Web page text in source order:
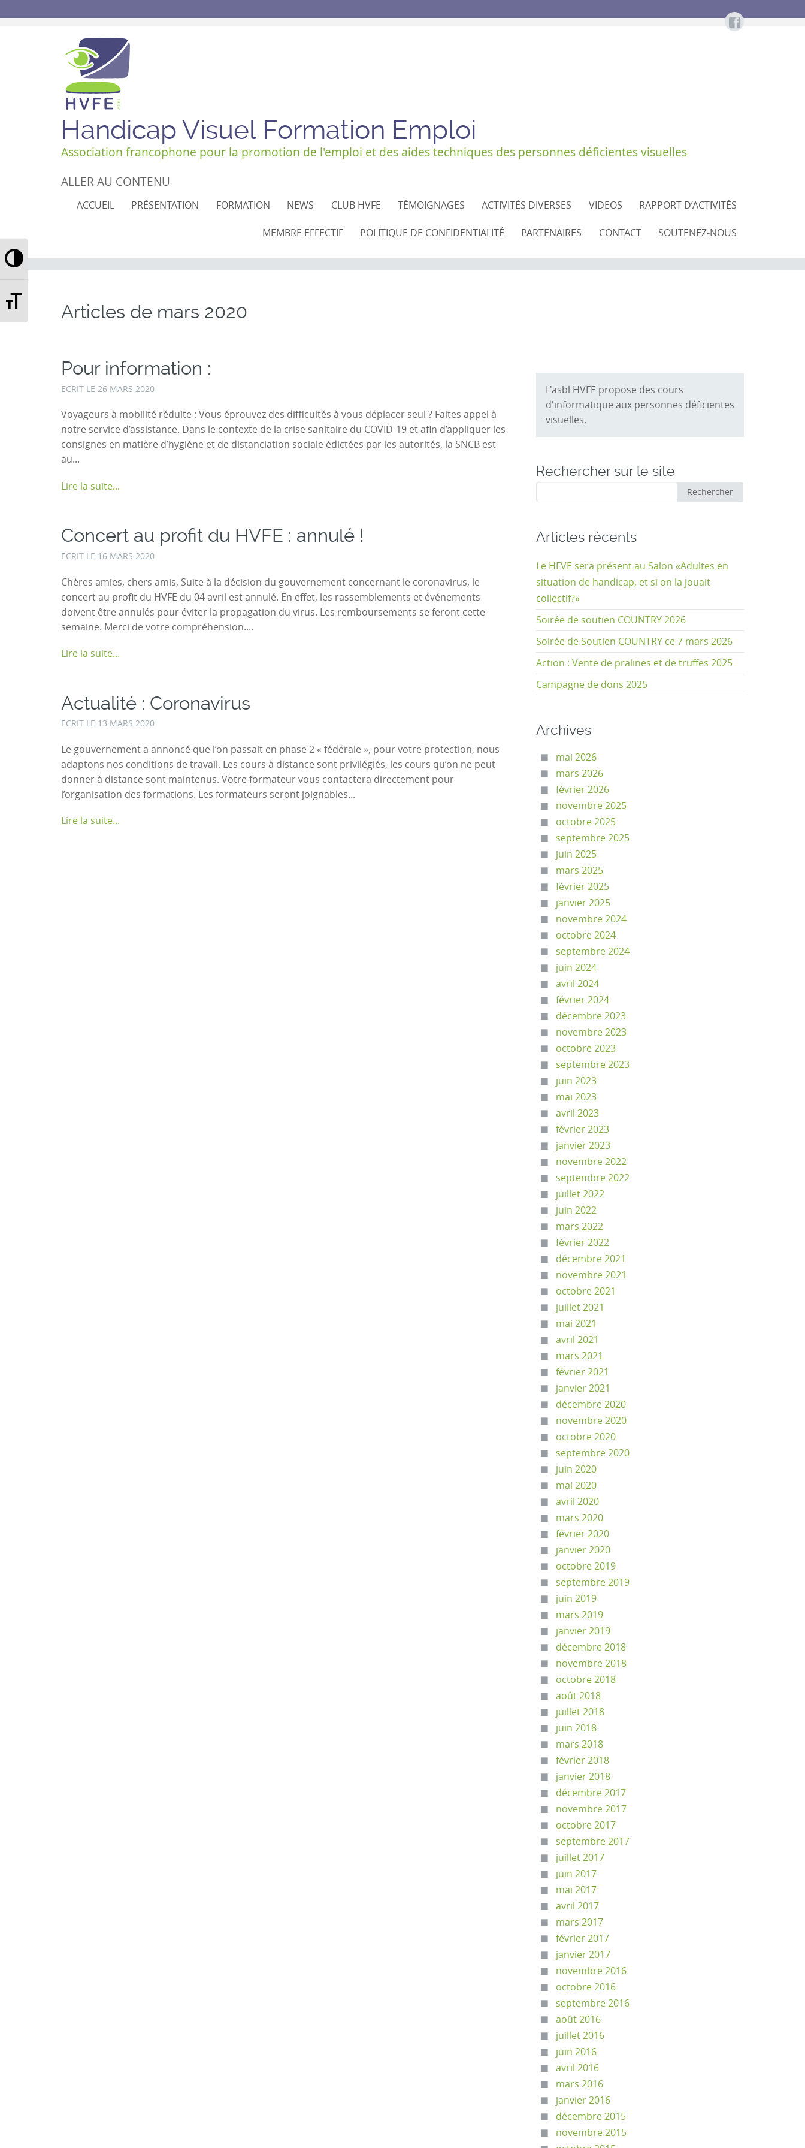
Passer en contraste élevé
Changer la taille de la police
Handicap Visuel Formation Emploi
Association francophone pour la promotion de l'emploi et des aides techniques des personnes déficientes visuelles
ALLER AU CONTENU
ACCUEIL PRÉSENTATION FORMATION NEWS CLUB HVFE TÉMOIGNAGES ACTIVITÉS DIVERSES VIDEOS RAPPORT D’ACTIVITÉS
MEMBRE EFFECTIF POLITIQUE DE CONFIDENTIALITÉ PARTENAIRES CONTACT SOUTENEZ-NOUS
Articles de mars 2020
Pour information :
ECRIT LE 26 MARS 2020
Voyageurs à mobilité réduite : Vous éprouvez des difficultés à vous déplacer seul ? Faites appel à
notre service d’assistance. Dans le contexte de la crise sanitaire du COVID-19 et afin d’appliquer les
consignes en matière d’hygiène et de distanciation sociale édictées par les autorités, la SNCB est
au...
Lire la suite...
Concert au profit du HVFE : annulé !
ECRIT LE 16 MARS 2020
Chères amies, chers amis, Suite à la décision du gouvernement concernant le coronavirus, le
concert au profit du HVFE du 04 avril est annulé. En effet, les rassemblements et événements
doivent être annulés pour éviter la propagation du virus. Les remboursements se feront cette
semaine. Merci de votre compréhension....
Lire la suite...
Actualité : Coronavirus
ECRIT LE 13 MARS 2020
Le gouvernement a annoncé que l’on passait en phase 2 « fédérale », pour votre protection, nous
adaptons nos conditions de travail. Les cours à distance sont privilégiés, les cours qu’on ne peut
donner à distance sont maintenus. Votre formateur vous contactera directement pour
l’organisation des formations. Les formateurs seront joignables...
Lire la suite...
L'asbl HVFE propose des cours
d'informatique aux personnes déficientes
visuelles.
Rechercher sur le site
:
Rechercher
Articles récents
Le HFVE sera présent au Salon «Adultes en
situation de handicap, et si on la jouait
collectif?»
Soirée de soutien COUNTRY 2026
Soirée de Soutien COUNTRY ce 7 mars 2026
Action : Vente de pralines et de truffes 2025
Campagne de dons 2025
Archives
mai 2026
mars 2026
février 2026
novembre 2025
octobre 2025
septembre 2025
juin 2025
mars 2025
février 2025
janvier 2025
novembre 2024
octobre 2024
septembre 2024
juin 2024
avril 2024
février 2024
décembre 2023
novembre 2023
octobre 2023
septembre 2023
juin 2023
mai 2023
avril 2023
février 2023
janvier 2023
novembre 2022
septembre 2022
juillet 2022
juin 2022
mars 2022
février 2022
décembre 2021
novembre 2021
octobre 2021
juillet 2021
mai 2021
avril 2021
mars 2021
février 2021
janvier 2021
décembre 2020
novembre 2020
octobre 2020
septembre 2020
juin 2020
mai 2020
avril 2020
mars 2020
février 2020
janvier 2020
octobre 2019
septembre 2019
juin 2019
mars 2019
janvier 2019
décembre 2018
novembre 2018
octobre 2018
août 2018
juillet 2018
juin 2018
mars 2018
février 2018
janvier 2018
décembre 2017
novembre 2017
octobre 2017
septembre 2017
juillet 2017
juin 2017
mai 2017
avril 2017
mars 2017
février 2017
janvier 2017
novembre 2016
octobre 2016
septembre 2016
août 2016
juillet 2016
juin 2016
avril 2016
mars 2016
janvier 2016
décembre 2015
novembre 2015